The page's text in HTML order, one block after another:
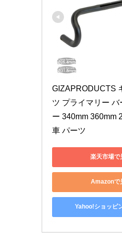
GIZAPRODUCTS
ツ プライマリー
ー 340mm 360mm
車 パーツ
楽天市場で
Amazonで
Yahoo!ショッピ